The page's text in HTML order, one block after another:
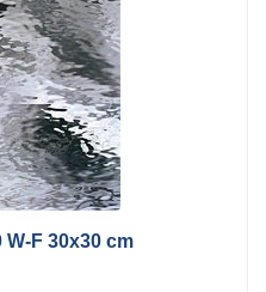
W-F 30x30 cm